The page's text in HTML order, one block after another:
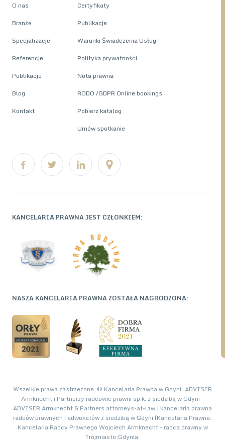
O nas
Branże
Specjalizacje
Referencje
Publikacje
Blog
Kontakt
Certyfikaty
Publikacje
Warunki Świadczenia Usług
Polityka prywatności
Nota prawna
RODO /GDPR Online bookings
Pobierz katalog
Umów spotkanie
KANCELARIA PRAWNA JEST CZŁONKIEM:
NASZA KANCELARIA PRAWNA ZOSTAŁA NAGRODZONA:
Wszelkie prawa zastrzeżone. © Kancelaria Prawna w Gdyni: ADVISER
Armknecht i Partnerzy radcowie prawni sp.k. z siedzibą w Gdyni -
ADVISER Armknecht & Partners attorneys-at-law | kancelaria prawna
radców prawnych i adwokatów z siedzibą w Gdyni (Kancelaria Prawna:
Kancelaria Radcy Prawnego Wojciech Armknecht - radca prawny w
Trójmiasto:Gdynia.